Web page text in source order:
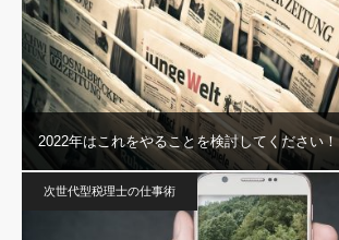
2022年はこれをやることを検討してください！
次世代型税理士の仕事術